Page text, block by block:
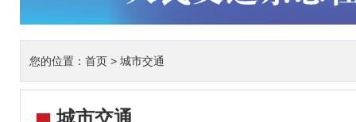
您的位置： 首页 > 城市交通
城市交通